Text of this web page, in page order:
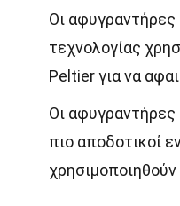
Οι
τεχνολογίας
Peltier για να
Οι αφυγραντήρες
πιο αποδοτικοί